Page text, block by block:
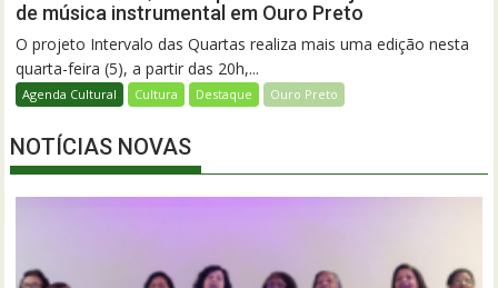
de música instrumental em Ouro Preto
O projeto Intervalo das Quartas realiza mais uma edição nesta
quarta-feira (5), a partir das 20h,...
Agenda Cultural Cultura Destaque Ouro Preto
NOTÍCIAS NOVAS